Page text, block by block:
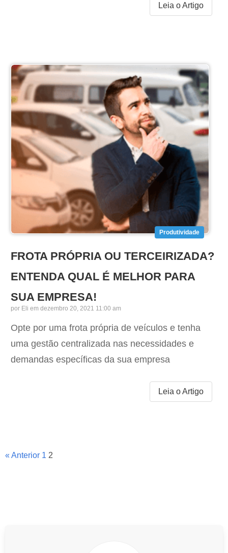
Leia o Artigo
Produtividade
FROTA PRÓPRIA OU TERCEIRIZADA?
ENTENDA QUAL É MELHOR PARA
SUA EMPRESA!
por Eli em dezembro 20, 2021 11:00 am
Opte por uma frota própria de veículos e tenha
uma gestão centralizada nas necessidades e
demandas específicas da sua empresa
Leia o Artigo
« Anterior 1 2